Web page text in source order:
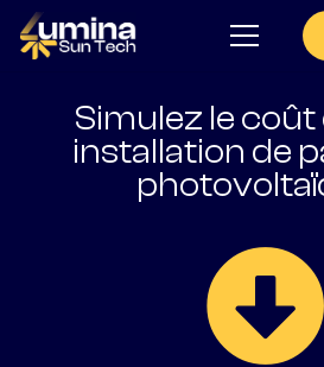
Simulez le
installation de